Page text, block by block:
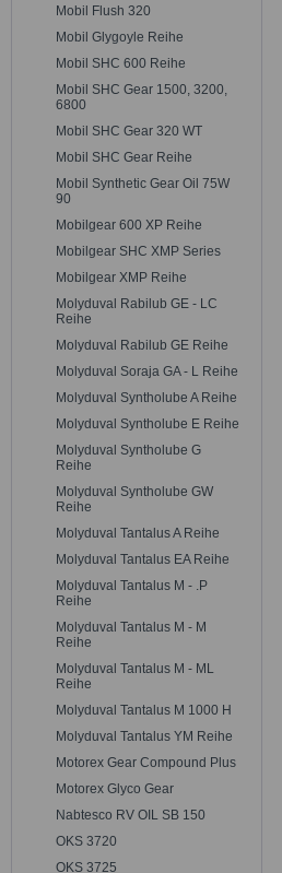
Mobil Flush 320
Mobil Glygoyle Reihe
Mobil SHC 600 Reihe
Mobil SHC Gear 1500, 3200,
6800
Mobil SHC Gear 320 WT
Mobil SHC Gear Reihe
Mobil Synthetic Gear Oil 75W
90
Mobilgear 600 XP Reihe
Mobilgear SHC XMP Series
Mobilgear XMP Reihe
Molyduval Rabilub GE - LC
Reihe
Molyduval Rabilub GE Reihe
Molyduval Soraja GA - L Reihe
Molyduval Syntholube A Reihe
Molyduval Syntholube E Reihe
Molyduval Syntholube G
Reihe
Molyduval Syntholube GW
Reihe
Molyduval Tantalus A Reihe
Molyduval Tantalus EA Reihe
Molyduval Tantalus M - .P
Reihe
Molyduval Tantalus M - M
Reihe
Molyduval Tantalus M - ML
Reihe
Molyduval Tantalus M 1000 H
Molyduval Tantalus YM Reihe
Motorex Gear Compound Plus
Motorex Glyco Gear
Nabtesco RV OIL SB 150
OKS 3720
OKS 3725